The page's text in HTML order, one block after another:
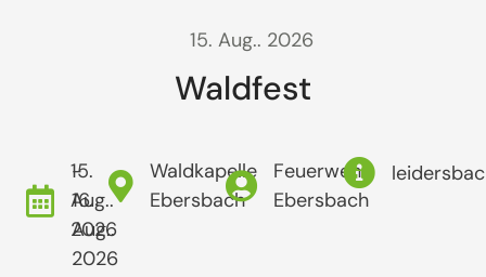
15. Aug.. 2026
Waldfest
15.
Aug..
2026
-
16.
Aug..
2026
Waldkapelle
Ebersbach
Feuerwehr
Ebersbach